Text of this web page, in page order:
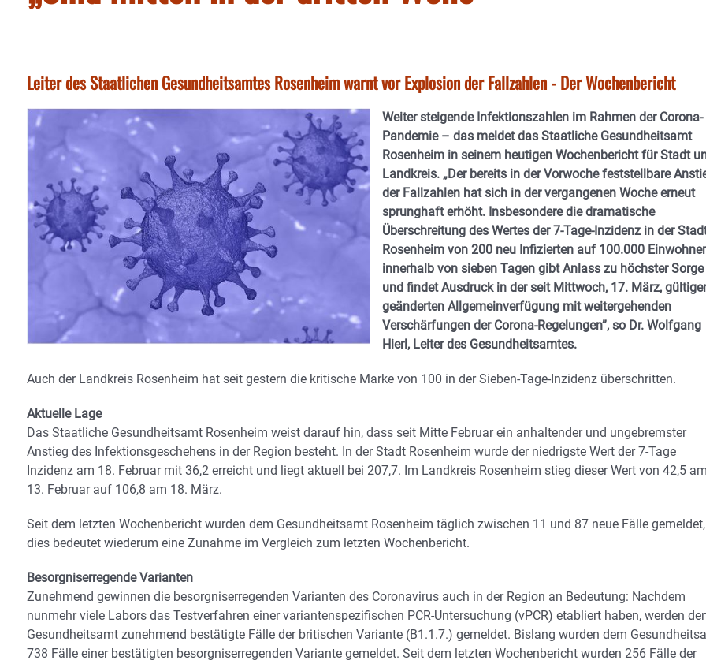
Leiter des Staatlichen Gesundheitsamtes Rosenheim warnt vor Explosion der Fallzahlen - Der Wochenbericht
Weiter steigende Infektionszahlen im Rahmen der Corona-
Pandemie – das meldet das Staatliche Gesundheitsamt
Rosenheim in seinem heutigen Wochenbericht für Stadt
Landkreis. „Der bereits in der Vorwoche feststellbare
der Fallzahlen hat sich in der vergangenen Woche erneut
sprunghaft erhöht. Insbesondere die dramatische
Überschreitung des Wertes der 7-Tage-Inzidenz in der
Rosenheim von 200 neu Infizierten auf 100.000 Einwohner
innerhalb von sieben Tagen gibt Anlass zu höchster Sorge
und findet Ausdruck in der seit Mittwoch, 17. März,
geänderten Allgemeinverfügung mit weitergehenden
Verschärfungen der Corona-Regelungen”, so Dr. Wolfgang
Hierl, Leiter des Gesundheitsamtes.
Auch der Landkreis Rosenheim hat seit gestern die kritische Marke von 100 in der Sieben-Tage-Inzidenz überschritten.
Aktuelle Lage
Das Staatliche Gesundheitsamt Rosenheim weist darauf hin, dass seit Mitte Februar ein anhaltender und ungebremster
Anstieg des Infektionsgeschehens in der Region besteht. In der Stadt Rosenheim wurde der niedrigste Wert der 7-Tage
Inzidenz am 18. Februar mit 36,2 erreicht und liegt aktuell bei 207,7. Im Landkreis Rosenheim stieg dieser Wert von 42,5 am
13. Februar auf 106,8 am 18. März.
Seit dem letzten Wochenbericht wurden dem Gesundheitsamt Rosenheim täglich zwischen 11 und 87 neue Fälle gemeldet,
dies bedeutet wiederum eine Zunahme im Vergleich zum letzten Wochenbericht.
Besorgniserregende Varianten
Zunehmend gewinnen die besorgniserregenden Varianten des Coronavirus auch in der Region an Bedeutung: Nachdem
nunmehr viele Labors das Testverfahren einer variantenspezifischen PCR-Untersuchung (vPCR) etabliert haben, werden
Gesundheitsamt zunehmend bestätigte Fälle der britischen Variante (B1.1.7.) gemeldet. Bislang wurden dem
738 Fälle einer bestätigten besorgniserregenden Variante gemeldet. Seit dem letzten Wochenbericht wurden 256 Fälle der